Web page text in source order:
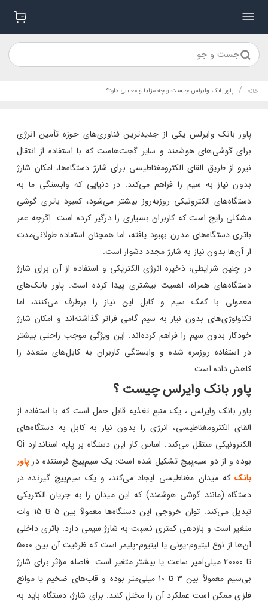
جست و جو
خانه / پاور بانک وایرلس چیست و چه مزایا و معایبی دارد؟
پاور بانک وایرلس یکی از جدیدترین فناوری‌های حوزه تأمین انرژی
برای گوشی‌های هوشمند و سایر گجت‌هاست که با استفاده از انتقال
نیرو از طریق القای الکترومغناطیسی برای شارژ دستگاه‌ها، امکان شارژ
بدون نیاز به سیم را فراهم می‌کند. در دنیایی که وابستگی ما به
دستگاه‌های الکترونیکی روزبه‌روز بیشتر می‌شود، کمبود باتری گوشی
مشکلی رایج است که کاربران بسیاری را درگیر کرده است. اگرچه عمر
باتری دستگاه‌های مدرن بهبود یافته، اما همچنان استفاده طولانی‌مدت
از آن‌ها بدون نیاز به شارژ مجدد دشوار است.
در چنین شرایطی، ذخیره انرژی الکتریکی و استفاده از آن برای شارژ
دستگاه‌های همراه، اهمیت بیشتری پیدا کرده است. پاور بانک‌های
معمولی با کمک سیم و کابل این نیاز را برطرف می‌کنند، اما
تکنولوژی‌های بدون نیاز به سیم گامی فراتر گذاشته‌اند و امکان شارژ
خودکار بدون سیم‌ را فراهم کرده‌اند. این ویژگی موجب راحتی بیشتر
در استفاده روزمره شده و وابستگی کاربران به کابل‌های متعدد را
کاهش داده است.
پاور بانک وایرلس چیست ؟
پاور بانک وایرلس ، یک منبع تغذیه قابل حمل است که با استفاده از
القای الکترومغناطیسی، انرژی را بدون نیاز به کابل به دستگاه‌های
الکترونیکی منتقل می‌کند. اساس کار این دستگاه بر پایه استاندارد Qi
بوده و از دو سیم‌پیچ تشکیل شده است: یک سیم‌پیچ فرستنده در پاور
بانککه میدان مغناطیسی ایجاد می‌کند، و یک سیم‌پیچ گیرنده در
دستگاه (مانند گوشی هوشمند) که این میدان را به جریان الکتریکی
تبدیل می‌کند. توان خروجی این دستگاه‌ها معمولاً بین 5 تا 15 وات
متغیر است و بازدهی کمتری نسبت به شارژ سیمی دارد. باتری داخلی
آن‌ها از نوع لیتیوم-یونی یا لیتیوم-پلیمر است که ظرفیت آن بین 5000
تا 20000 میلی‌آمپر ساعت یا بیشتر متغیر است. فاصله مؤثر برای شارژ
بی‌سیم معمولاً بین 3 تا 10 میلی‌متر بوده و قاب‌های ضخیم یا موانع
فلزی ممکن است عملکرد آن را مختل کنند. برای شارژ، دستگاه باید به